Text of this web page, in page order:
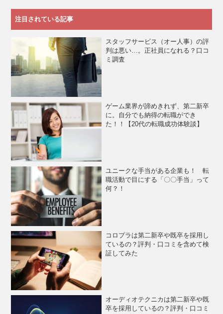
注目されている記事
スタッフサービス（オー人事）の評
判は悪い…。正社員になれる？口コ
ミ調査
ゲーム業界が諦めきれず、第二新卒
に。自分でも納得の転職ができ
た！！【20代の転職成功体験談】
ユニークな手当がある企業も！ 転
職活動で目にする「〇〇手当」って
何？！
コロプラは第二新卒や既卒を採用し
ているの？評判・口コミを含めて検
証してみた
オーディオテクニカは第二新卒や既
卒を採用しているの？評判・口コミ